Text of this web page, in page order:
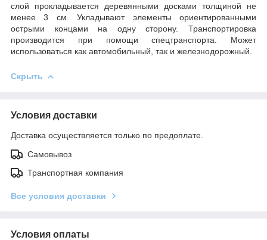
слой прокладывается деревянными досками толщиной не
менее 3 см. Укладывают элементы ориентированными
острыми концами на одну сторону. Транспортировка
производится при помощи спецтранспорта. Может
использоваться как автомобильный, так и железнодорожный.
Скрыть
Условия доставки
Доставка осуществляется только по предоплате.
Самовывоз
Транспортная компания
Все условия доставки
Условия оплаты